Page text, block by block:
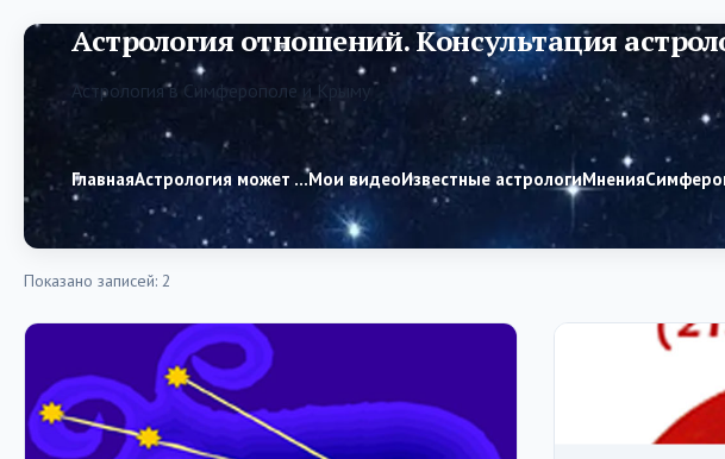
Астрология отношений. Консультация
Астрология в Симферополе и Крыму
ГлавнаяАстрология может …Мои видеоИзвестные астрологиМнения
Показано записей: 2